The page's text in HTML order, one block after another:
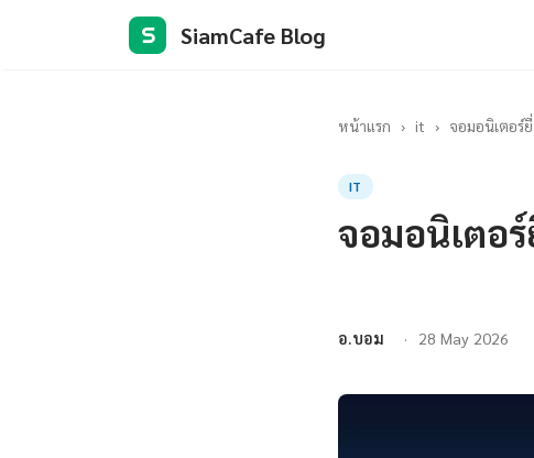
S SiamCafe Blog
หน้าแรก › it › จอมอนิเตอร์
IT
จอมอนิเตอ
อ.บอม 28 May 2026